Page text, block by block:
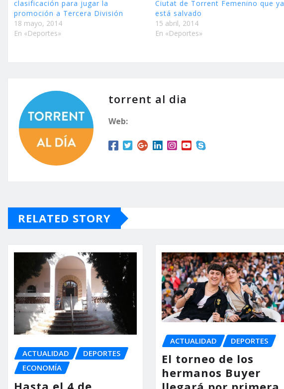
clasificación para jugar la
promoción a Tercera División
18 mayo, 2014
En «Deportes»
Ciutat de Torrent Femenino que ya
está salvado
15 abril, 2014
En «Deportes»
torrent al dia
Web:
RELATED STORY
ACTUALIDAD
DEPORTES
ECONOMÍA
Hasta el 4 de
ACTUALIDAD DEPORTES
El torneo de los
hermanos Buyer